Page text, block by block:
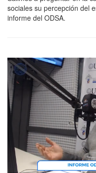
sociales su percepción del
informe del ODSA.